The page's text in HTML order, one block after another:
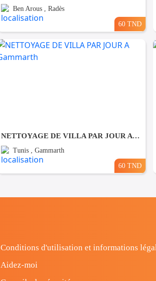
Ben Arous , Radès
60 TND
NETTOYAGE DE VILLA PAR JOUR A Gammarth
Tunis , Gammarth
60 TND
Conditions d'utilisation et informations
Aidez-moi